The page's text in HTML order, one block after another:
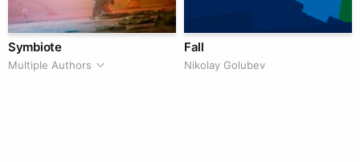
Symbiote
Multiple Authors
Fall
Nikolay Golubev